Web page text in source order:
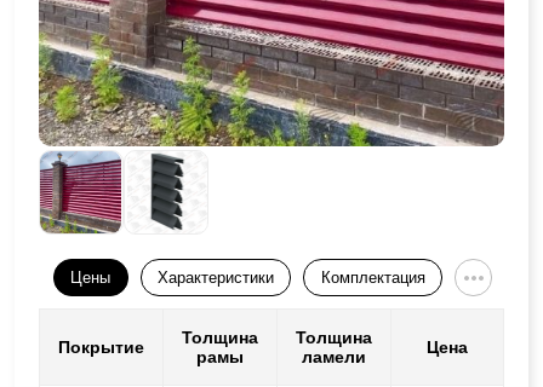
Цены Характеристики Комплектация
Покрытие
Толщина
рамы
Толщина
ламели
Цена